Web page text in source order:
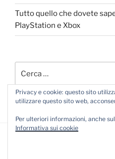
Tutto quello che dovete
PlayStation e Xbox
Privacy e cookie: questo sito
utilizzare questo sito web,
Per ulteriori informazioni, anche
Informativa sui cookie